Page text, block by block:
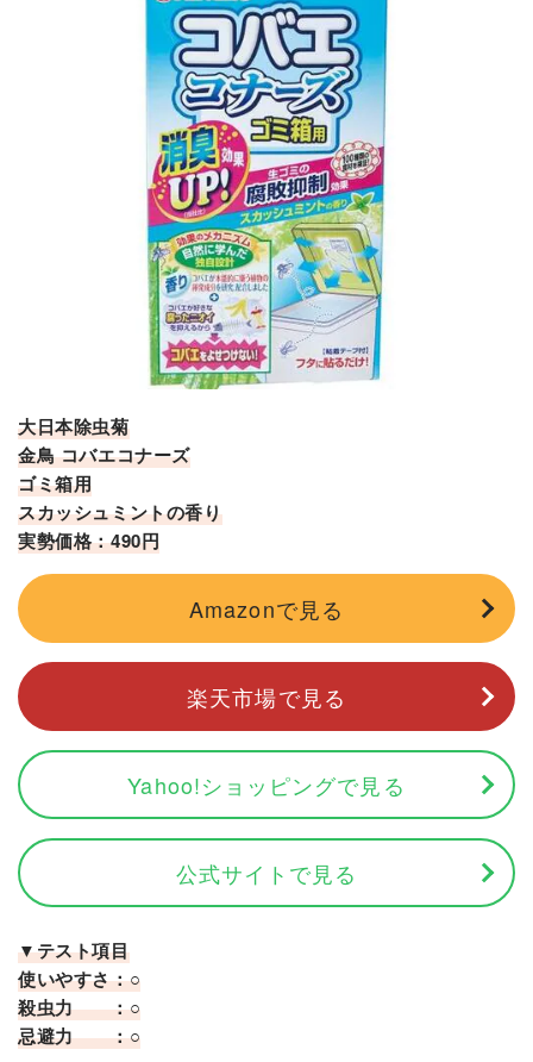
大日本除虫菊
金鳥 コバエコナーズ
ゴミ箱用
スカッシュミントの香り
実勢価格：490円
Amazonで見る
楽天市場で見る
Yahoo!ショッピングで見る
公式サイトで見る
▼テスト項目
使いやすさ：○
殺虫力 ：○
忌避力 ：○